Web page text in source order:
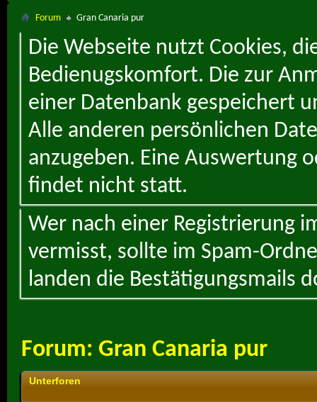
Forum Gran Canaria pur
Die Webseite nutzt Cookies,
Bedienugskomfort. Die zur
einer Datenbank gespeichert
Alle anderen persönlichen
anzugeben. Eine Auswertung
findet nicht statt.
Wer nach einer Registrierung
vermisst, sollte im Spam-
landen die Bestätigungsmails
Forum: Gran Canaria pur
Unterforen